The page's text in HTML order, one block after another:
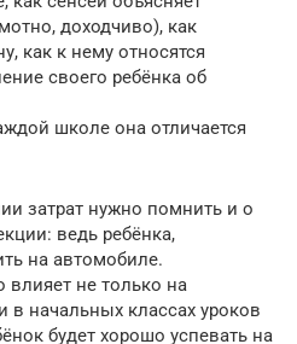
доходчиво), как
как к нему относятся
своего ребёнка об
школе она отличается
затрат нужно помнить и о
ведь ребёнка,
на автомобиле.
влияет не только на
в начальных классах уроков
будет хорошо успевать на